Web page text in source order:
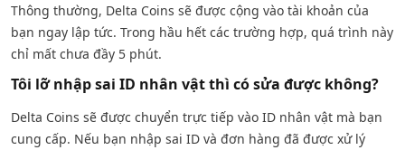
Thông thường, Delta Coins sẽ được cộng vào tài khoản của
bạn ngay lập tức. Trong hầu hết các trường hợp, quá trình này
chỉ mất chưa đầy 5 phút.
Tôi lỡ nhập sai ID nhân vật thì có sửa được không?
Delta Coins sẽ được chuyển trực tiếp vào ID nhân vật mà bạn
cung cấp. Nếu bạn nhập sai ID và đơn hàng đã được xử lý